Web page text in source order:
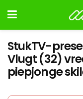
StukTV-
Vlugt (32)
piepjonge